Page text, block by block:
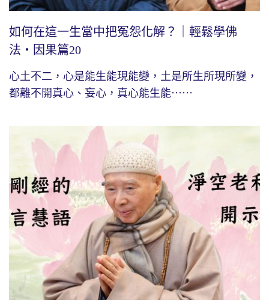
如何在這一生當中把冤怨化解？｜輕鬆學佛
法・因果篇20
心土不二，心是能生能現能變，土是所生所現所變，
都離不開真心、妄心，真心能生能⋯⋯